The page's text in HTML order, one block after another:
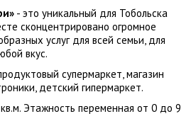
- это уникальный для Тобольска
сконцентрировано огромное
услуг для всей семьи, для
вкус.
супермаркет, магазин
детский гипермаркет.
Этажность переменная от 0 до 9